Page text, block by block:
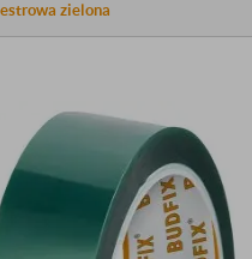
zielona